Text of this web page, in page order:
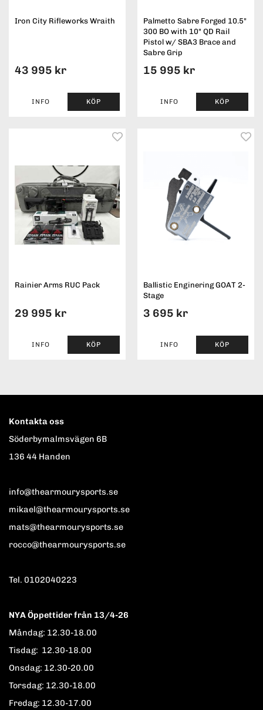
Iron City Rifleworks Wraith
43 995 kr
INFO KÖP
Palmetto Sabre Forged 10.5"
300 BO with 10" QD Rail
Pistol w/ SBA3 Brace and
Sabre Grip
15 995 kr
INFO KÖP
Rainier Arms RUC Pack
29 995 kr
INFO KÖP
Ballistic Enginering GOAT 2-
Stage
3 695 kr
INFO KÖP
Kontakta oss
Söderbymalmsvägen 6B
136 44 Handen
info@thearmourysports.se
mikael@thearmourysports.se
mats@thearmourysports.se
rocco@thearmourysports.se
Tel. 0102040223
NYA Öppettider från 13/4-26
Måndag: 12.30-18.00
Tisdag: 12.30-18.00
Onsdag: 12.30-20.00
Torsdag: 12.30-18.00
Fredag: 12.30-17.00